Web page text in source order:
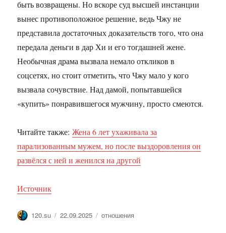
быть возвращены. Но вскоре суд высшей инстанции
вынес противоположное решение, ведь Чжу не
представила достаточных доказательств того, что она
передала деньги в дар Хи и его тогдашней жене.
Необычная драма вызвала немало откликов в
соцсетях, но стоит отметить, что Чжу мало у кого
вызвала сочувствие. Над дамой, попытавшейся
«купить» понравившегося мужчину, просто смеются.
Читайте также:Жена 6 лет ухаживала за
парализованным мужем, но после выздоровления он
развёлся с ней и женился на другой
Источник
Автор
120.su Опубликовано
22.09.2025 Метки
отношения